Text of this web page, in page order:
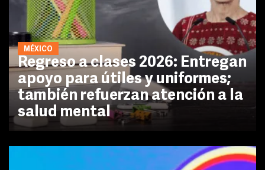
MÉXICO
Regreso a clases 2026: Entregan
apoyo para útiles y uniformes;
también refuerzan atención a la
salud mental